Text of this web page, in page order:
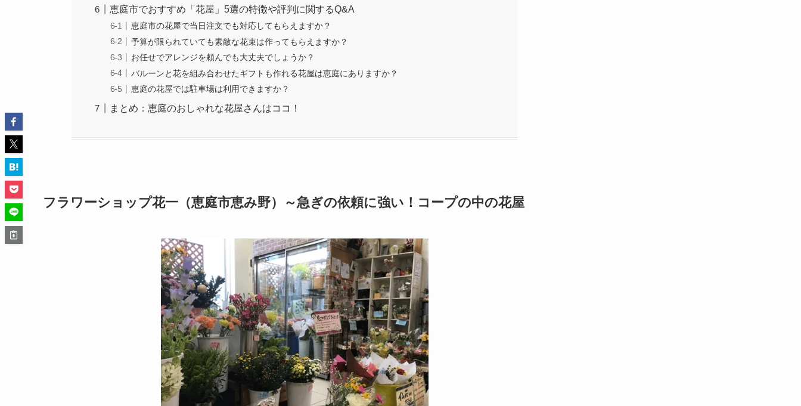
恵庭市でおすすめ「花屋」5選の特徴や評判に関するQ&A
恵庭市の花屋で当日注文でも対応してもらえますか？
予算が限られていても素敵な花束は作ってもらえますか？
お任せでアレンジを頼んでも大丈夫でしょうか？
バルーンと花を組み合わせたギフトも作れる花屋は恵庭にありますか？
恵庭の花屋では駐車場は利用できますか？
まとめ：恵庭のおしゃれな花屋さんはココ！
フラワーショップ花一（恵庭市恵み野）～急ぎの依頼に強い！コープの中の花屋